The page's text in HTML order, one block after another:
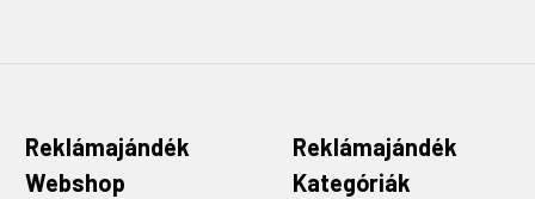
Reklámajándék
Webshop
Reklámajándék
Kategóriák